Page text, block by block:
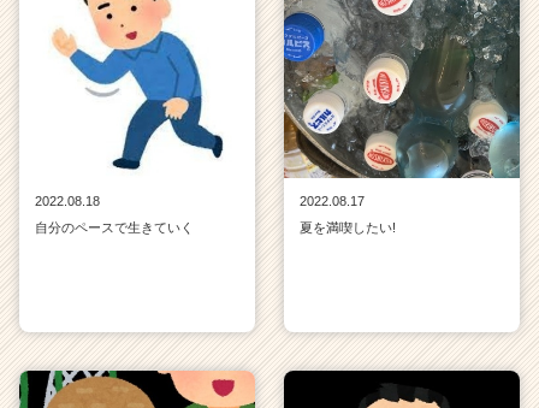
2022.08.18
自分のペースで生きていく
2022.08.17
夏を満喫したい!